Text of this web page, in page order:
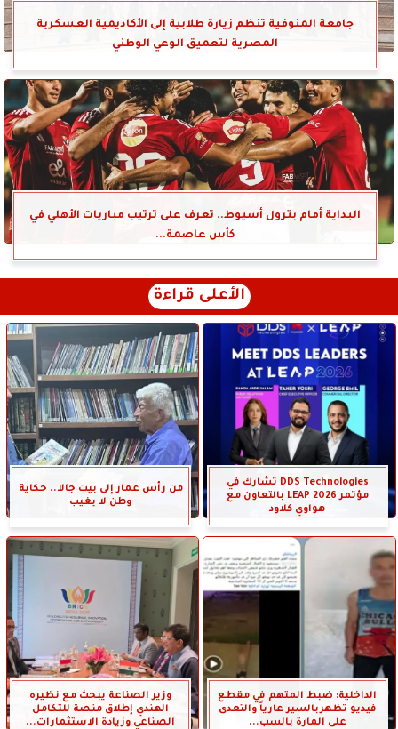
جامعة المنوفية تنظم زيارة طلابية إلى الأكاديمية العسكرية
المصرية لتعميق الوعي الوطني
البداية أمام بترول أسيوط.. تعرف على ترتيب مباريات الأهلي في
كأس عاصمة...
الأعلى قراءة
DDS Technologies تشارك في
مؤتمر LEAP 2026 بالتعاون مع
هواوي كلاود
من رأس عمار إلى بيت جالا.. حكاية
وطن لا يغيب
الداخلية: ضبط المتهم في مقطع
فيديو تظهربالسير عارياً والتعدى
على المارة بالسب...
وزير الصناعة يبحث مع نظيره
الهندي إطلاق منصة للتكامل
الصناعي وزيادة الاستثمارات...